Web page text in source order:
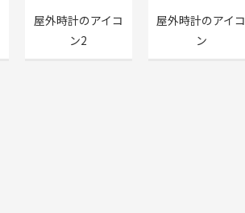
屋外時計のアイコ
ン2
屋外時計のアイコ
ン